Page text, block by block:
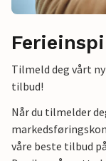
Tilmeld deg vårt
tilbud!
Når du tilmelder
våre beste tilbud